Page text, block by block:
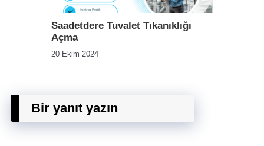
Saadetdere Tuvalet Tıkanıklığı
Açma
20 Ekim 2024
Bir yanıt yazın